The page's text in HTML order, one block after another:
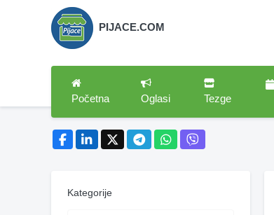
PIJACE.COM
Početna Oglasi Tezge
Kategorije